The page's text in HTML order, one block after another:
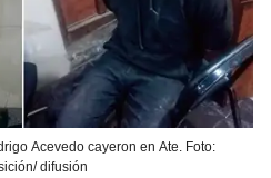
Acevedo cayeron en Ate. Foto:
difusión